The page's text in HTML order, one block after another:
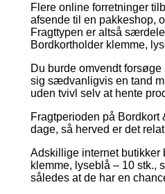
Flere online forretninger
afsende til en pakkeshop,
Fragttypen er altså
Bordkortholder klemme,
Du burde omvendt
sig sædvanligvis en tand
uden tvivl selv at hente
Fragtperioden på
dage, så herved er det
Adskillige internet butikker
klemme, lyseblå – 10 stk.,
således at de har en